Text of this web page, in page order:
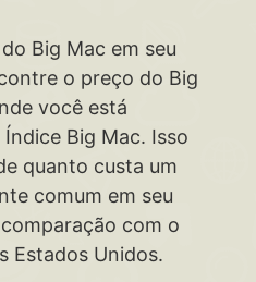
Big Mac em seu
o preço do Big
você está
Big Mac. Isso
quanto custa um
comum em seu
com o
Estados Unidos.